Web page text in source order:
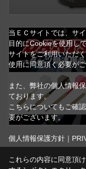
当ＥＣサイトでは、サ
目的にCookieを使用して
サイトをご利用いただ
使用に同意頂く必要がご
また、弊社の個人情報
ております。
こちらについてもご確
要がございます。
個人情報保護方針｜
これらの内容に同意頂